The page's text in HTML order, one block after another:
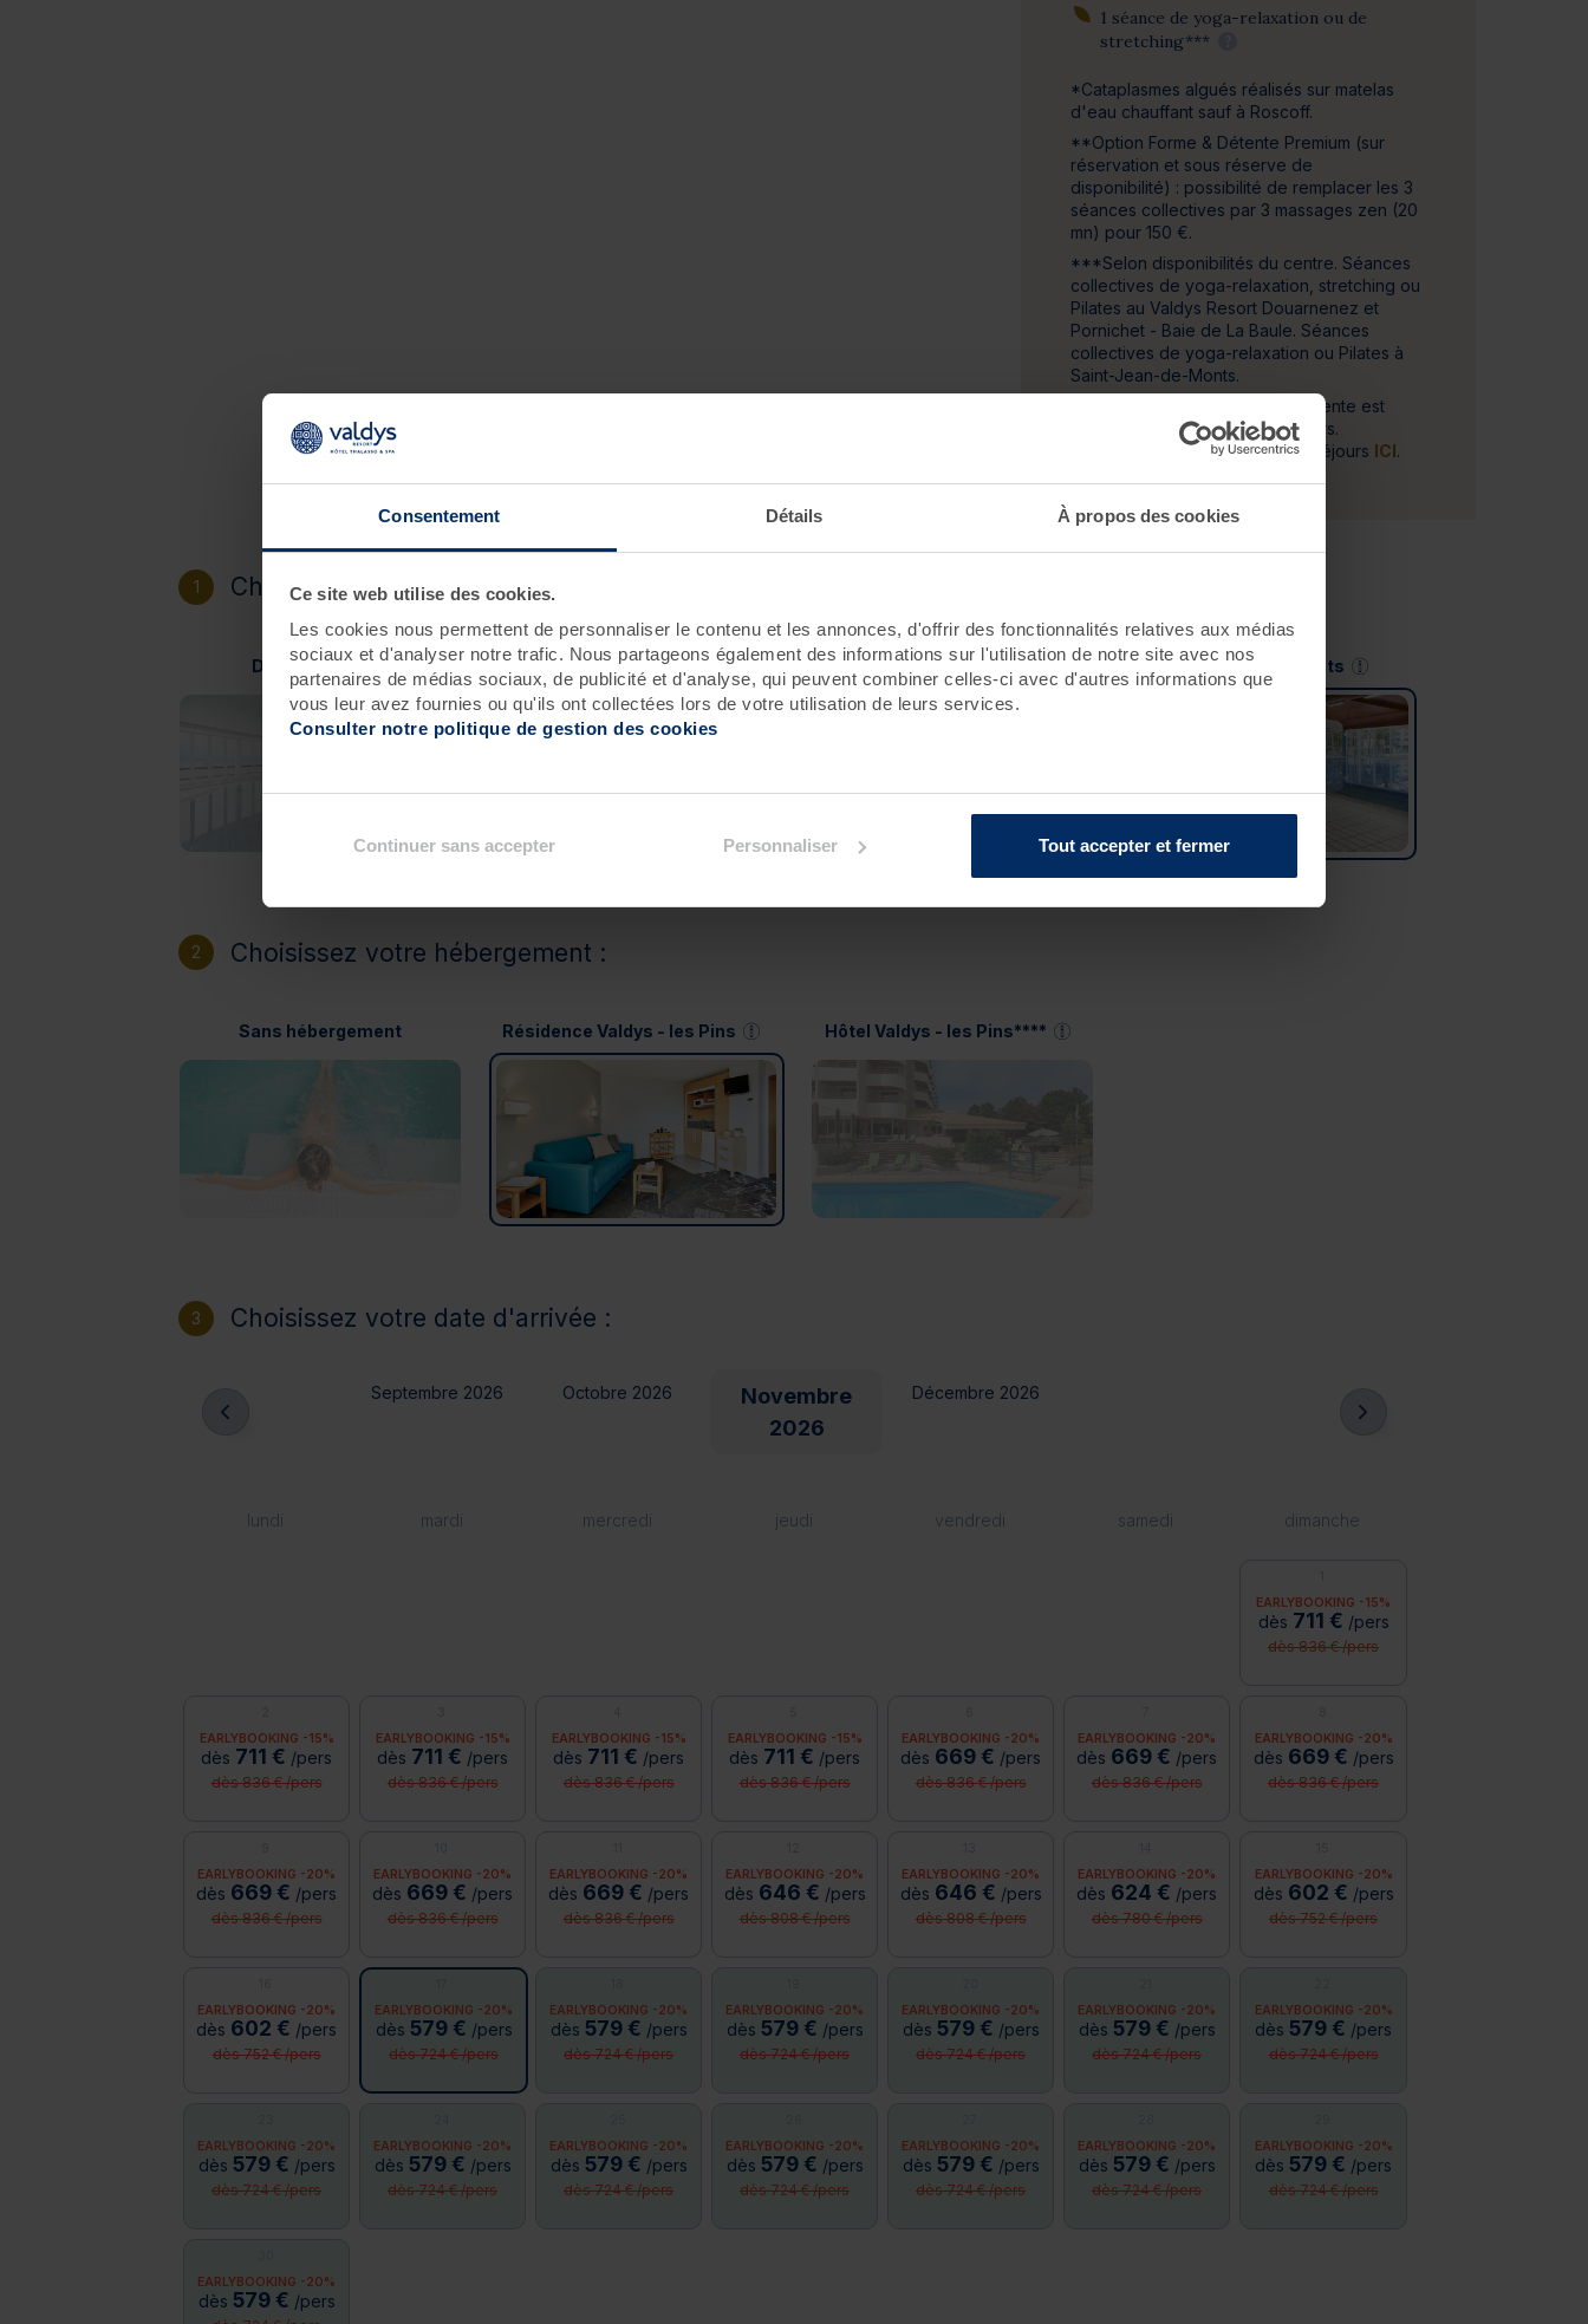
Consentement Détails À propos des cookies
Ce site web utilise des cookies.
Les cookies nous permettent de personnaliser le contenu et les annonces, d'offrir des fonctionnalités relatives aux médias
sociaux et d'analyser notre trafic. Nous partageons également des informations sur l'utilisation de notre site avec nos
partenaires de médias sociaux, de publicité et d'analyse, qui peuvent combiner celles-ci avec d'autres informations que
vous leur avez fournies ou qu'ils ont collectées lors de votre utilisation de leurs services.
Consulter notre politique de gestion des cookies
Continuer sans accepter Personnaliser Tout accepter et fermer
1 séance de yoga-relaxation ou de
stretching***
*Cataplasmes algués réalisés sur matelas
d'eau chauffant sauf à Roscoff.
**Option Forme & Détente Premium (sur
réservation et sous réserve de
disponibilité) : possibilité de remplacer les 3
séances collectives par 3 massages zen (20
mn) pour 150 €.
***Selon disponibilités du centre. Séances
collectives de yoga-relaxation, stretching ou
Pilates au Valdys Resort Douarnenez et
Pornichet - Baie de La Baule. Séances
collectives de yoga-relaxation ou Pilates à
Saint-Jean-de-Monts.
Le séjour Mini-cure Forme & Détente est
aussi disponible en3,5et6jours.
Découvrez l'ensemble de ces séjours ICI.
1 Choisissez votre destination :
Douarnenez Roscoff Pornichet - Baie de La Baule Saint-Jean-de-Monts
lundi mardi mercredi jeudi vendredi samedi dimanche
EARLYBOOKING -15%
dès 711 € /pers
dès 836 € /pers
EARLYBOOKING -15%
dès 711 € /pers
dès 836 € /pers
EARLYBOOKING -15%
dès 711 € /pers
dès 836 € /pers
EARLYBOOKING -15%
dès 711 € /pers
dès 836 € /pers
EARLYBOOKING -15%
dès 711 € /pers
dès 836 € /pers
EARLYBOOKING -20%
dès 669 € /pers
dès 836 € /pers
EARLYBOOKING -20%
dès 669 € /pers
dès 836 € /pers
EARLYBOOKING -20%
dès 669 € /pers
dès 836 € /pers
EARLYBOOKING -20%
dès 669 € /pers
dès 836 € /pers
EARLYBOOKING -20%
dès 669 € /pers
dès 836 € /pers
EARLYBOOKING -20%
dès 669 € /pers
dès 836 € /pers
EARLYBOOKING -20%
dès 646 € /pers
dès 808 € /pers
EARLYBOOKING -20%
dès 646 € /pers
dès 808 € /pers
EARLYBOOKING -20%
dès 624 € /pers
dès 780 € /pers
EARLYBOOKING -20%
dès 602 € /pers
dès 752 € /pers
EARLYBOOKING -20%
dès 602 € /pers
dès 752 € /pers
EARLYBOOKING -20%
dès 579 € /pers
dès 724 € /pers
EARLYBOOKING -20%
dès 579 € /pers
dès 724 € /pers
EARLYBOOKING -20%
dès 579 € /pers
dès 724 € /pers
EARLYBOOKING -20%
dès 579 € /pers
dès 724 € /pers
EARLYBOOKING -20%
dès 579 € /pers
dès 724 € /pers
EARLYBOOKING -20%
dès 579 € /pers
dès 724 € /pers
EARLYBOOKING -20%
dès 579 € /pers
dès 724 € /pers
EARLYBOOKING -20%
dès 579 € /pers
dès 724 € /pers
EARLYBOOKING -20%
dès 579 € /pers
dès 724 € /pers
EARLYBOOKING -20%
dès 579 € /pers
dès 724 € /pers
EARLYBOOKING -20%
dès 579 € /pers
dès 724 € /pers
EARLYBOOKING -20%
dès 579 € /pers
dès 724 € /pers
EARLYBOOKING -20%
dès 579 € /pers
dès 724 € /pers
EARLYBOOKING -20%
dès 579 € /pers
2 Choisissez votre hébergement :
Sans hébergement Résidence Valdys - les Pins Hôtel Valdys - les Pins****
3 Choisissez votre date d'arrivée :
Septembre 2026 Octobre 2026
Novembre
2026
Décembre 2026